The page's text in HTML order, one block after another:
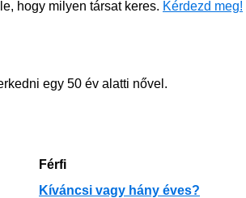
hogy milyen társat keres. Kérdezd meg!
egy 50 év alatti nővel.
Férfi
Kíváncsi vagy hány éves?